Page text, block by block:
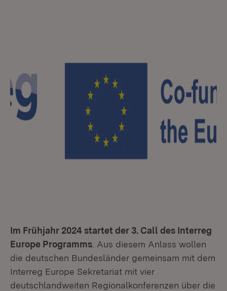
Im Frühjahr 2024 startet der 3. Call des Interreg
Europe Programms . Aus diesem Anlass wollen
die deutschen Bundesländer gemeinsam mit dem
Interreg Europe Sekretariat mit vier
deutschlandweiten Regionalkonferenzen über die